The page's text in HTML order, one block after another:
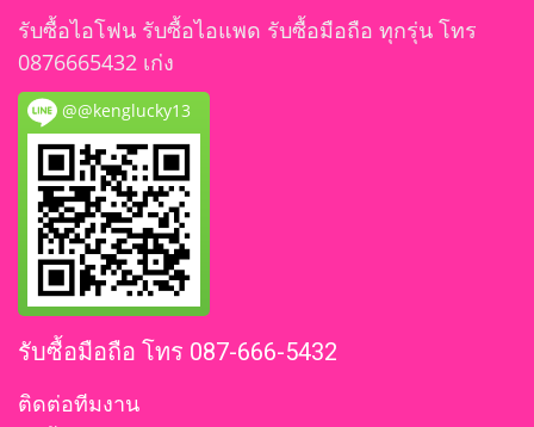
รับซื้อไอโฟน รับซื้อไอแพด รับซื้อมือถือ ทุกรุ่น โทร
0876665432 เก่ง
@@kenglucky13
รับซื้อมือถือ โทร 087-666-5432
ติดต่อทีมงาน